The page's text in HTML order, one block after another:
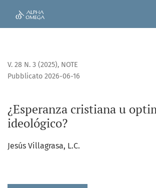
V. 28 N. 3 (2025), NOTE
¿Esperanza cristiana u
ideológico?
Pubblicato 2026-06-16
Jesús Villagrasa, L.C.